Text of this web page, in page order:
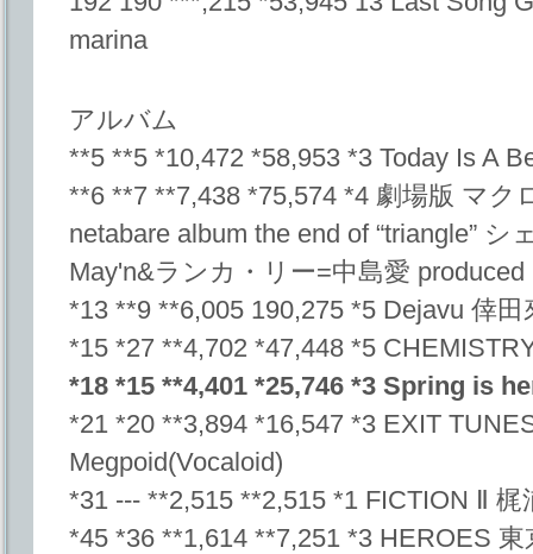
marina
アルバム
**5 **5 *10,472 *58,953 *3 Today Is A
**6 **7 **7,438 *75,574 *4 劇場版 マ
netabare album the end of “triangle”
May'n&ランカ・リー=中島愛
*13 **9 **6,005 190,275 *5 Dejavu 倖田
*15 *27 **4,702 *47,448 *5
*18 *15 **4,401 *25,746 *3 Spring is
*21 *20 **3,894 *16,547 *3 EXIT
Megpoid(Vocaloid)
*31 --- **2,515 **2,515 *1 FICTION Ⅱ 梶
*45 *36 **1,614 **7,251 *3 HEROES